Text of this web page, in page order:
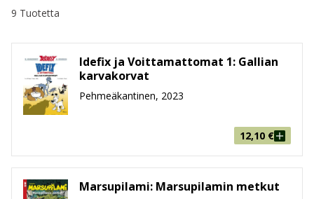
Hinta
9 Tuotetta
Idefix ja Voittamattomat 1: Gallian
karvakorvat
Pehmeäkantinen, 2023
12,10 €
Marsupilami: Marsupilamin metkut